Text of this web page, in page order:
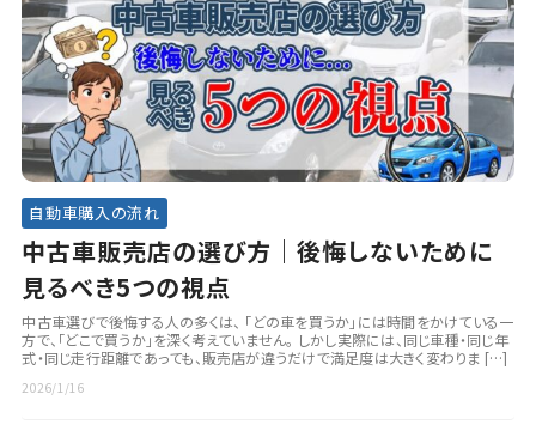
自動車購入の流れ
中古車販売店の選び方｜後悔しないために
見るべき5つの視点
中古車選びで後悔する人の多くは、 「どの車を買うか」には時間をかけている一
方で、「どこで買うか」を深く考えていません。 しかし実際には、同じ車種・同じ年
式・同じ走行距離であっても、販売店が違うだけで満足度は大きく変わりま […]
2026/1/16